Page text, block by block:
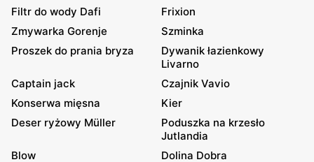
Filtr do wody Dafi
Frixion
Zmywarka Gorenje
Szminka
Proszek do prania bryza
Dywanik łazienkowy
Livarno
Captain jack
Czajnik Vavio
Konserwa mięsna
Kier
Deser ryżowy Müller
Poduszka na krzesło
Jutlandia
Blow
Dolina Dobra